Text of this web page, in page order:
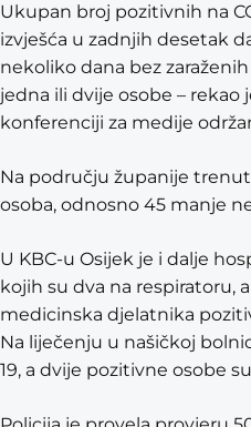
Ukupan broj pozitivnih na
izvješća u zadnjih desetak
nekoliko dana bez
jedna ili dvije osobe – rekao
konferenciji za medije
Na području županije
osoba, odnosno 45 manje
U KBC-u Osijek je i dalje
kojih su dva na respiratoru,
medicinska djelatnika
Na liječenju u našičkoj
19, a dvije pozitivne osobe